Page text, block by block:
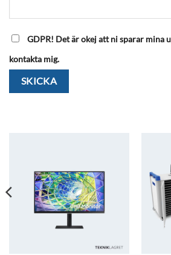
GDPR! Det är okej att ni sparar mina
kontakta mig.